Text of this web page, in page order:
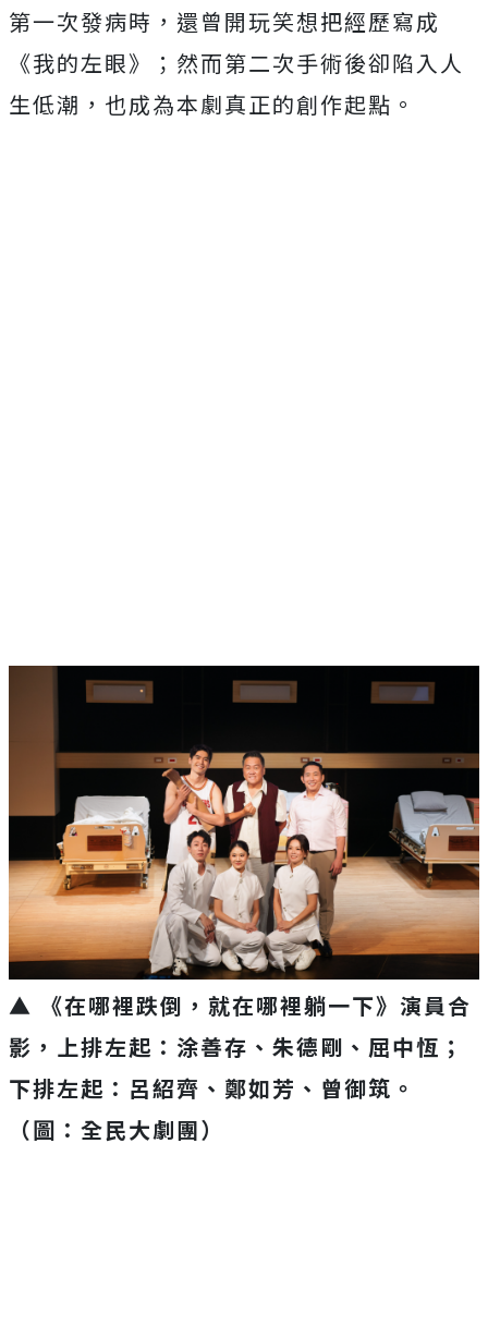
第一次發病時，還曾開玩笑想把經歷寫成
《我的左眼》；然而第二次手術後卻陷入人
生低潮，也成為本劇真正的創作起點。
▲ 《在哪裡跌倒，就在哪裡躺一下》演員合
影，上排左起：涂善存、朱德剛、屈中恆；
下排左起：呂紹齊、鄭如芳、曾御筑。
（圖：全民大劇團）